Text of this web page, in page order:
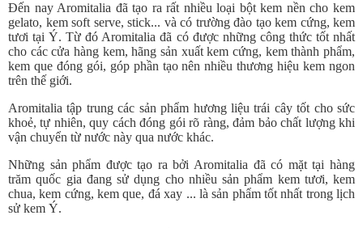
Đến nay Aromitalia đã tạo ra rất nhiều loại bột kem nền cho kem
gelato, kem soft serve, stick... và có trường đào tạo kem cứng, kem
tươi tại Ý. Từ đó Aromitalia đã có được những công thức tốt nhất
cho các cửa hàng kem, hãng sản xuất kem cứng, kem thành phẩm,
kem que đóng gói, góp phần tạo nên nhiều thương hiệu kem ngon
trên thế giới.
Aromitalia tập trung các sản phẩm hương liệu trái cây tốt cho sức
khoẻ, tự nhiên, quy cách đóng gói rõ ràng, đảm bảo chất lượng khi
vận chuyển từ nước này qua nước khác.
Những sản phẩm được tạo ra bởi Aromitalia đã có mặt tại hàng
trăm quốc gia đang sử dụng cho nhiều sản phẩm kem tươi, kem
chua, kem cứng, kem que, đá xay ... là sản phẩm tốt nhất trong lịch
sử kem Ý.